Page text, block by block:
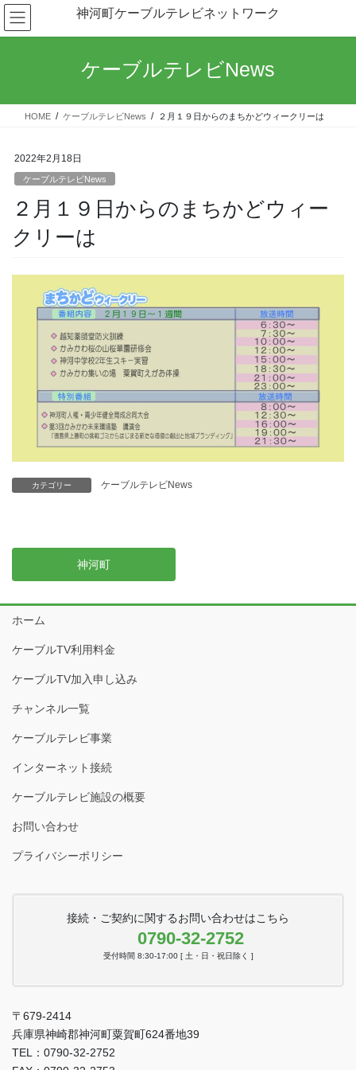
コ
ン
テ
ス
ナ
ビ
ゲ
ン
神河町ケーブルテレビネットワーク
ケーブルテレビNews
HOME ケーブルテレビNews ２月１９日からのまちかどウィークリーは
2022年2月18日
ケーブルテレビNews
２月１９日からのまちかどウィー
クリーは
カテゴリー ケーブルテレビNews
神河町
ホーム
ケーブルTV利用料金
ケーブルTV加入申し込み
チャンネル一覧
ケーブルテレビ事業
インターネット接続
ケーブルテレビ施設の概要
お問い合わせ
プライバシーポリシー
接続・ご契約に関するお問い合わせはこちら
0790-32-2752
受付時間 8:30-17:00 [ 土・日・祝日除く ]
〒679-2414
兵庫県神崎郡神河町粟賀町624番地39
TEL：0790-32-2752